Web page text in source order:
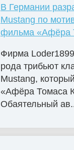
В Германии
Mustang по
фильма «Афёра
Фирма
рода трибьют
Mustang,
«Афёра Томаса
Обаятельный